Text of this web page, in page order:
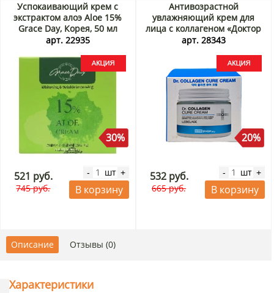
Успокаивающий крем с
экстрактом алоэ Aloe 15%
Grace Day, Корея, 50 мл
Акция
арт. 22935
30%
521 руб.
745 руб.
- шт +
В корзину
Антивозрастной
увлажняющий крем для
лица с коллагеном «Доктор
Коллаген» (Dr. Collagen Cure
арт. 28343
20%
532 руб.
665 руб.
- шт +
В корзину
Описание Отзывы (0)
Характеристики